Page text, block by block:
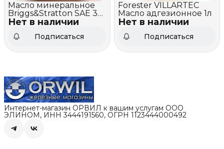
Нет в наличии
Масло минеральное
Briggs&Stratton SAE 30
(0,6 литра)
Подписаться
Нет в наличии
Forester VILLARTEC
Масло адгезионное 1л
Подписаться
Интернет-магазин ОРВИЛ к вашим услугам ООО
ЭЛИНОМ, ИНН 3444191560, ОГРН 1123444000492